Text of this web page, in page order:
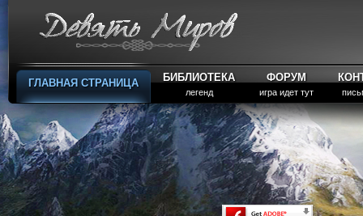
ГЛАВНАЯ СТРАНИЦА БИБЛИОТЕКА
легенд
ФОРУМ
игра идет тут